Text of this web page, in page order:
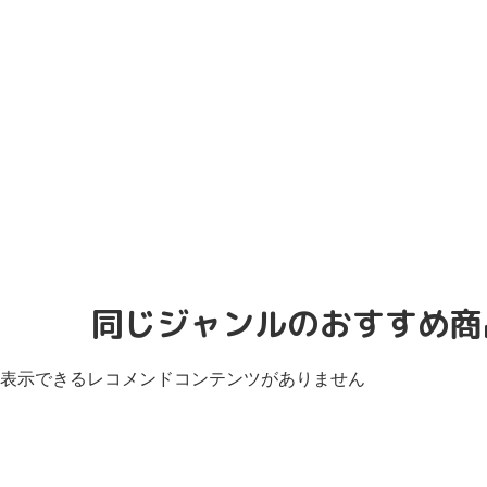
同じジャンルのおすすめ
表示できるレコメンドコンテンツがありません